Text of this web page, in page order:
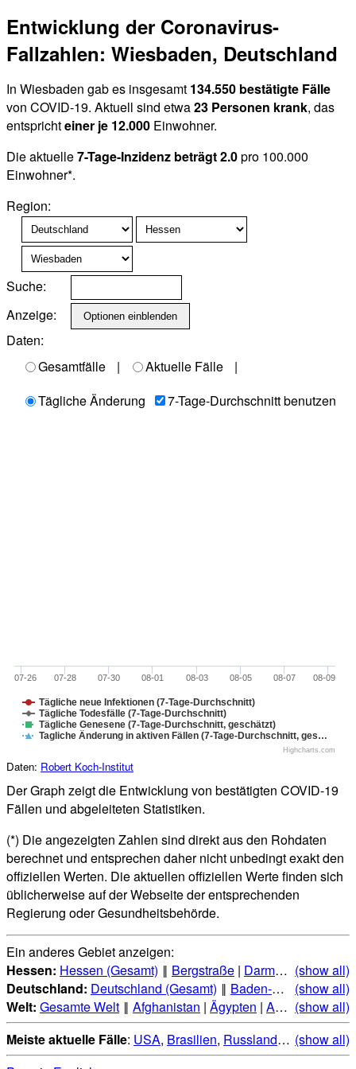
Entwicklung der Coronavirus-
Fallzahlen: Wiesbaden, Deutschland
In Wiesbaden gab es insgesamt 134.550 bestätigte Fälle
von COVID-19. Aktuell sind etwa23 Personen krank, das
entsprichteiner je 12.000 Einwohner.
Die aktuelle7-Tage-Inzidenz beträgt 2.0pro 100.000
Einwohner*.
Region:
Suche:
Anzeige:
Daten:
Gesamtfälle
| Aktuelle Fälle
|
Tägliche Änderung
7-Tage-Durchschnitt benutzen
Tägliche neue Infektionen (7-Tage-Durchschnitt)
Tägliche Todesfälle (7-Tage-Durchschnitt)
Tägliche Genesene (7-Tage-Durchschnitt, geschätzt)
Tagliche Änderung in aktiven Fällen (7-Tage-Durchschnitt, ges…
07-26 07-28 07-30 08-01 08-03 08-05 08-07 08-09
Highcharts.com
Daten: Robert Koch-Institut
Der Graph zeigt die Entwicklung von bestätigten COVID-19
Fällen und abgeleiteten Statistiken.
(*) Die angezeigten Zahlen sind direkt aus den Rohdaten
berechnet und entsprechen daher nicht unbedingt exakt den
offiziellen Werten. Die aktuellen offiziellen Werte finden sich
üblicherweise auf der Webseite der entsprechenden
Regierung oder Gesundheitsbehörde.
Ein anderes Gebiet anzeigen:
Hessen: Hessen (Gesamt) ‖ Bergstraße | Darmstadt |
(show all)
Deutschland: Deutschland (Gesamt) ‖ Baden-Württemberg |
(show all)
Welt: Gesamte Welt ‖ Afghanistan | Ägypten | Albanien |
(show all)
Meiste aktuelle Fälle: USA, Brasilien, Russland,Indien,
(show all)